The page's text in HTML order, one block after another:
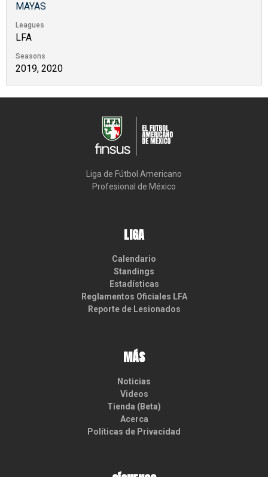
MAYAS
Leagues
LFA
Seasons
2019, 2020
Liga de Fútbol Americano
Profesional de México
LIGA
Calendario
Standings
Estadísticas
Reglamentos Oficiales LFA
Reporte de Lesionados
MÁS
Noticias
Videos
Tienda (Beta)
Acerca
Políticas de Privacidad